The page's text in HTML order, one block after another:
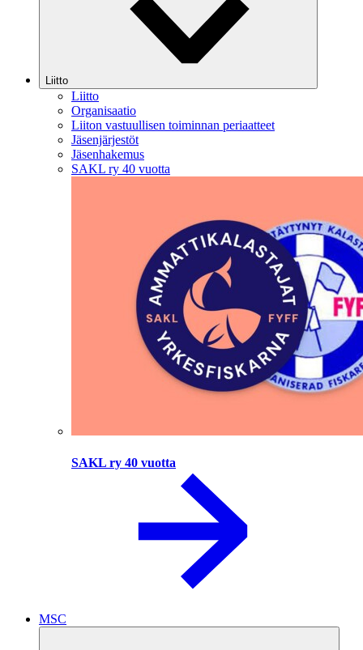
Liitto
Liitto
Organisaatio
Liiton vastuullisen toiminnan periaatteet
Jäsenjärjestöt
Jäsenhakemus
SAKL ry 40 vuotta
SAKL ry 40 vuotta
MSC